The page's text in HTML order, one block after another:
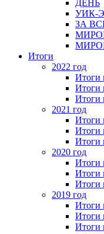
ДЕНЬ
УИК-
ЗА
Итоги
2022 год
Итоги
Итоги
Итоги
2021 год
Итоги
Итоги
Итоги
2020 год
Итоги
Итоги
Итоги
2019 год
Итоги
Итоги
Итоги